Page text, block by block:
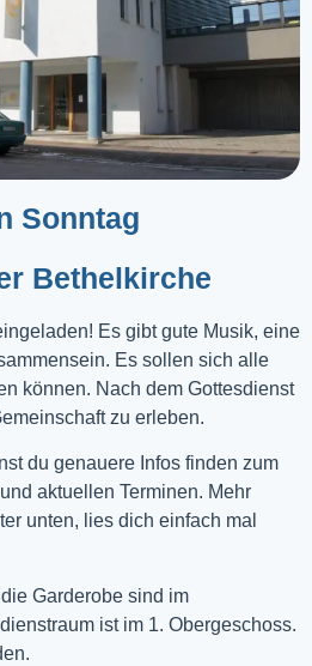
Sonntag
Bethelkirche
Es gibt gute Musik, eine
Es sollen sich alle
können. Nach dem Gottesdienst
zu erleben.
du genauere Infos finden zum
aktuellen Terminen. Mehr
unten, lies dich einfach mal
Garderobe sind im
ist im 1. Obergeschoss.